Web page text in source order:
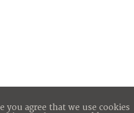
you agree that we use cookies